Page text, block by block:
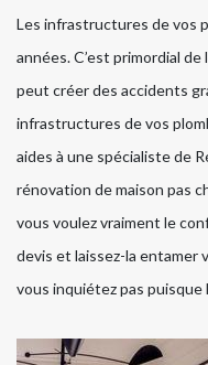
Les infrastructures de vos
années. C’est primordial
peut créer des accidents
infrastructures de vos
aides à une spécialiste de
rénovation de maison pas
vous voulez vraiment le
devis et laissez-la entamer
vous inquiétez pas